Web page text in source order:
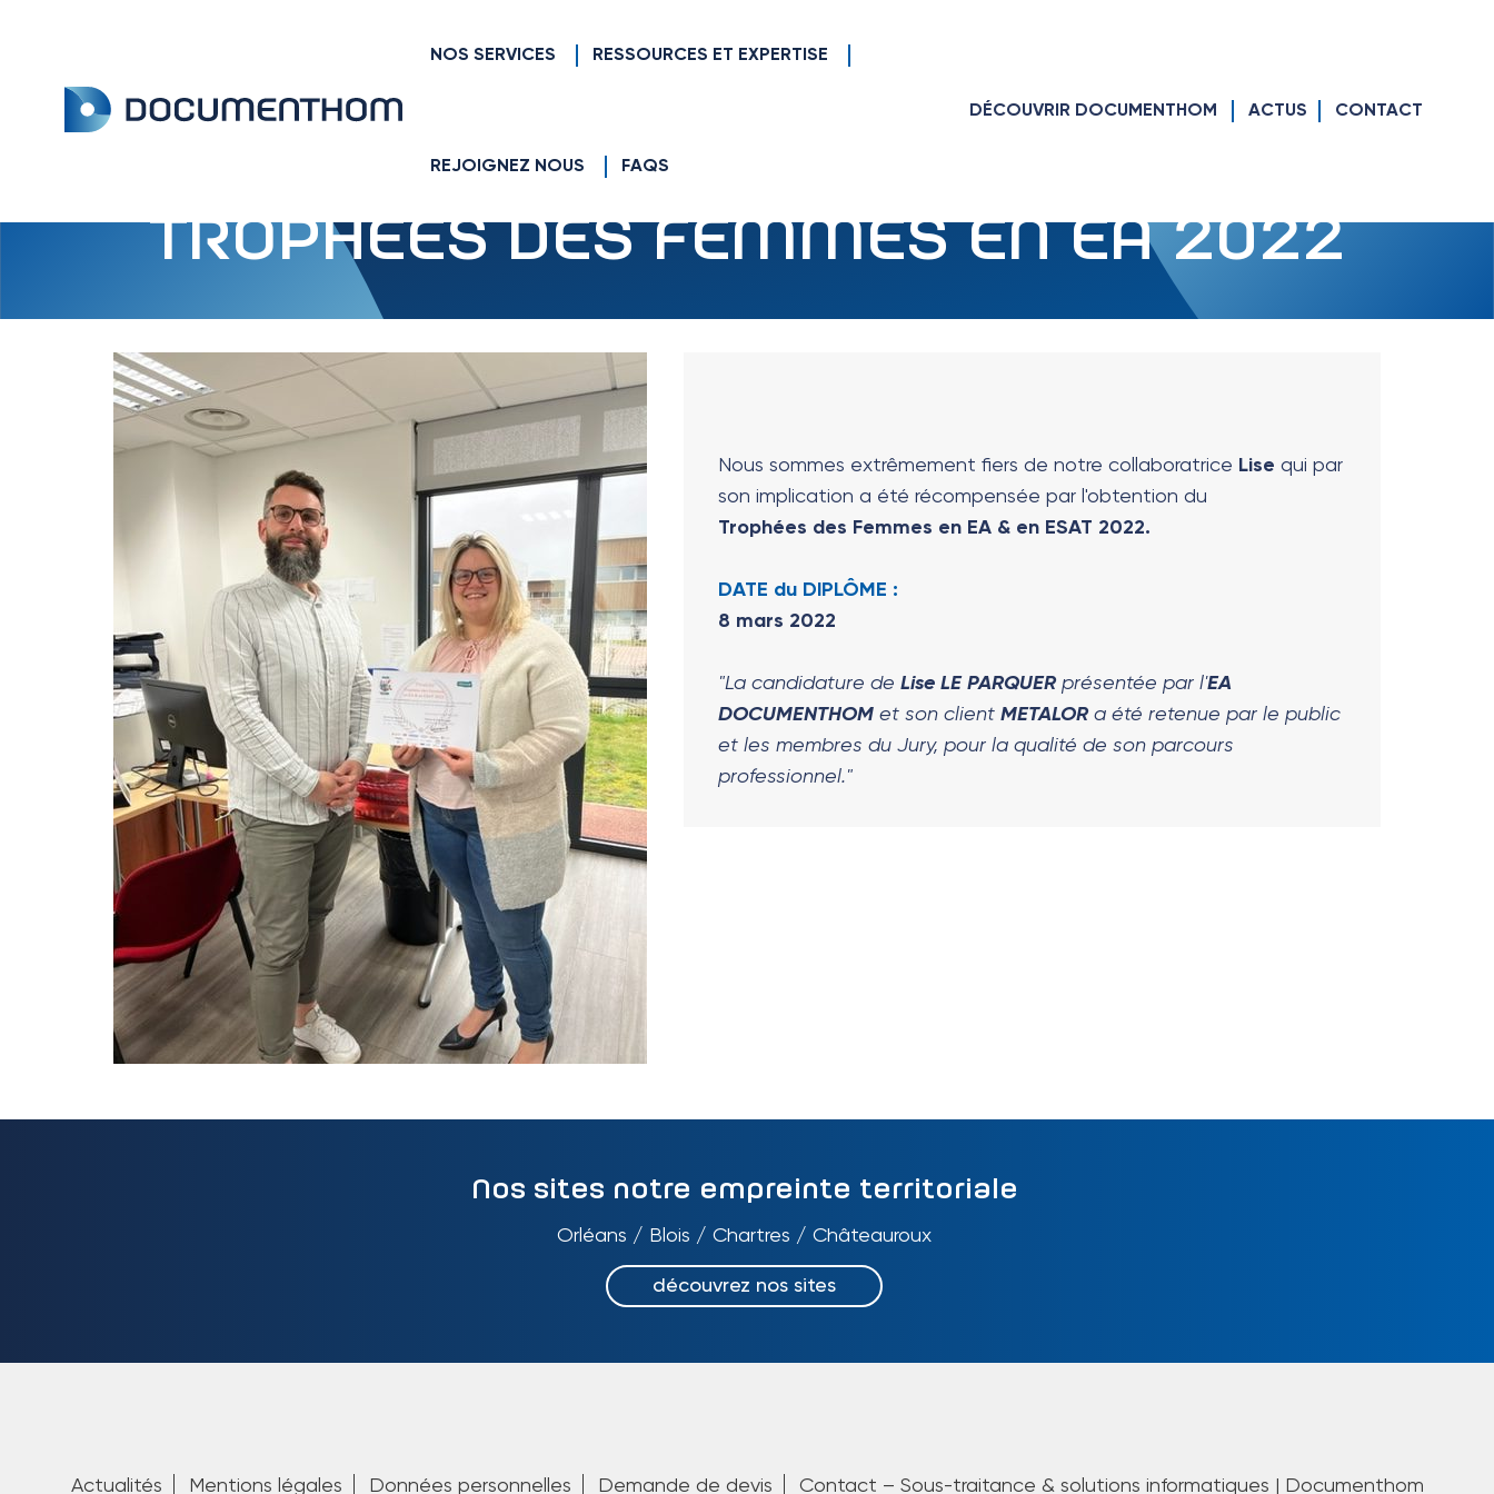
NOS SERVICES RESSOURCES ET EXPERTISE
REJOIGNEZ NOUS FAQS
DÉCOUVRIR DOCUMENTHOM ACTUS
CONTACT
TROPHÉES DES FEMMES EN EA 2022
Nous sommes extrêmement fiers de notre collaboratrice Lise qui par
son implication a été récompensée par l'obtention du
Trophées des Femmes en EA & en ESAT 2022.
DATE du DIPLÔME :
8 mars 2022
"La candidature deLise LE PARQUERprésentée par l'EA
DOCUMENTHOM et son clientMETALORa été retenue par le public
et les membres du Jury, pour la qualité de son parcours
professionnel."
Nos sites notre empreinte territoriale
Orléans / Blois / Chartres / Châteauroux
découvrez nos sites
Actualités Mentions légales Données personnelles Demande de devis Contact – Sous-traitance & solutions informatiques | Documenthom